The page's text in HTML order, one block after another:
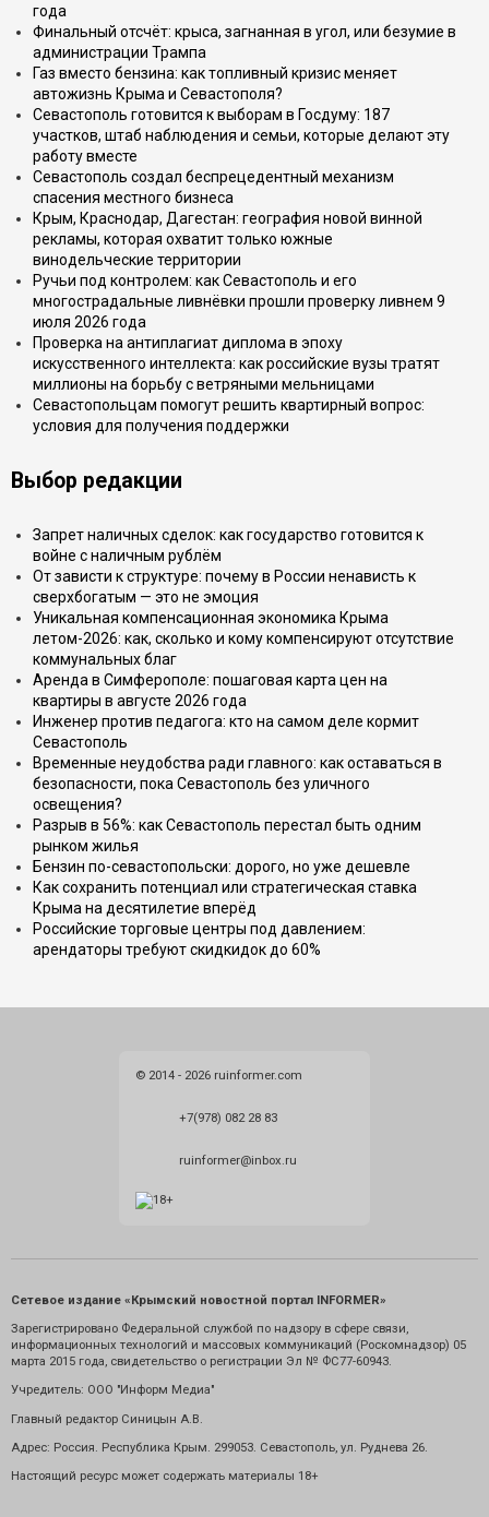
года
Финальный отсчёт: крыса, загнанная в угол, или безумие в
администрации Трампа
Газ вместо бензина: как топливный кризис меняет
автожизнь Крыма и Севастополя?
Севастополь готовится к выборам в Госдуму: 187
участков, штаб наблюдения и семьи, которые делают эту
работу вместе
Севастополь создал беспрецедентный механизм
спасения местного бизнеса
Крым, Краснодар, Дагестан: география новой винной
рекламы, которая охватит только южные
винодельческие территории
Ручьи под контролем: как Севастополь и его
многострадальные ливнёвки прошли проверку ливнем 9
июля 2026 года
Проверка на антиплагиат диплома в эпоху
искусственного интеллекта: как российские вузы тратят
миллионы на борьбу с ветряными мельницами
Севастопольцам помогут решить квартирный вопрос:
условия для получения поддержки
Выбор редакции
Запрет наличных сделок: как государство готовится к
войне с наличным рублём
От зависти к структуре: почему в России ненависть к
сверхбогатым — это не эмоция
Уникальная компенсационная экономика Крыма
летом-2026: как, сколько и кому компенсируют отсутствие
коммунальных благ
Аренда в Симферополе: пошаговая карта цен на
квартиры в августе 2026 года
Инженер против педагога: кто на самом деле кормит
Севастополь
Временные неудобства ради главного: как оставаться в
безопасности, пока Севастополь без уличного
освещения?
Разрыв в 56%: как Севастополь перестал быть одним
рынком жилья
Бензин по-севастопольски: дорого, но уже дешевле
Как сохранить потенциал или стратегическая ставка
Крыма на десятилетие вперёд
Российские торговые центры под давлением:
арендаторы требуют скидкидок до 60%
© 2014 - 2026 ruinformer.com
+7(978) 082 28 83
ruinformer@inbox.ru
Сетевое издание «Крымский новостной портал INFORMER»
Зарегистрировано Федеральной службой по надзору в сфере связи,
информационных технологий и массовых коммуникаций (Роскомнадзор) 05
марта 2015 года, свидетельство о регистрации Эл № ФС77-60943.
Учредитель: ООО "Информ Медиа"
Главный редактор Синицын А.В.
Адрес: Россия. Республика Крым. 299053. Севастополь, ул. Руднева 26.
Настоящий ресурс может содержать материалы 18+